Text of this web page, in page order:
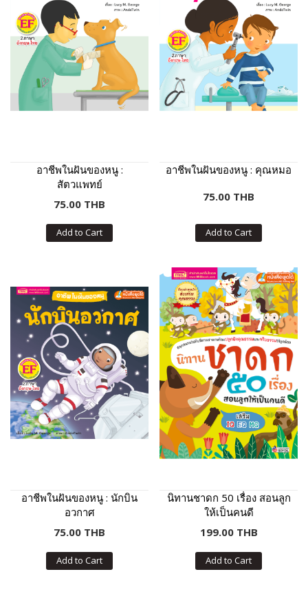
อาชีพในฝันของหนู :
สัตวแพทย์
75.00 THB
Add to Cart
อาชีพในฝันของหนู : คุณหมอ
75.00 THB
Add to Cart
อาชีพในฝันของหนู : นักบิน
อวกาศ
75.00 THB
Add to Cart
นิทานชาดก 50 เรื่อง สอนลูก
ให้เป็นคนดี
199.00 THB
Add to Cart